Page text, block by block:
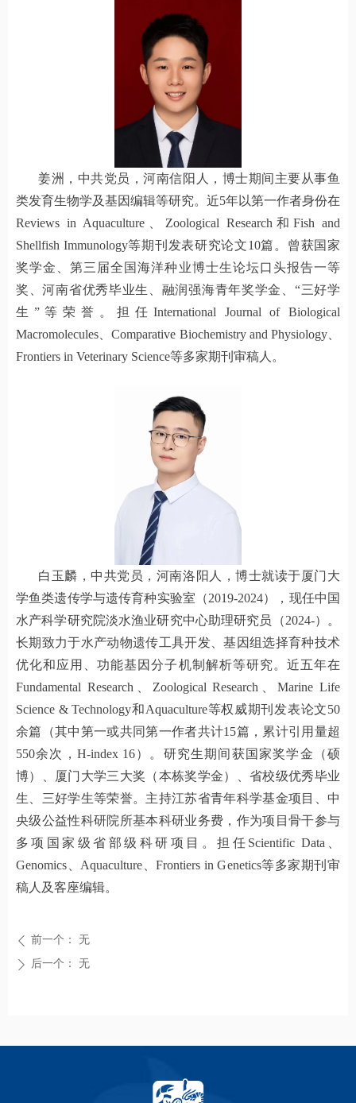
姜洲，中共党员，河南信阳人，博士期间主要从事鱼
类发育生物学及基因编辑等研究。近5年以第一作者身份在
Reviews in Aquaculture、Zoological Research和Fish and
Shellfish Immunology等期刊发表研究论文10篇。曾获国家
奖学金、第三届全国海洋种业博士生论坛口头报告一等
奖、河南省优秀毕业生、融润强海青年奖学金、“三好学
生”等荣誉。担任International Journal of Biological
Macromolecules、Comparative Biochemistry and Physiology、
Frontiers in Veterinary Science等多家期刊审稿人。
白玉麟，中共党员，河南洛阳人，博士就读于厦门大
学鱼类遗传学与遗传育种实验室（2019-2024），现任中国
水产科学研究院淡水渔业研究中心助理研究员（2024-）。
长期致力于水产动物遗传工具开发、基因组选择育种技术
优化和应用、功能基因分子机制解析等研究。近五年在
Fundamental Research、Zoological Research、Marine Life
Science & Technology和Aquaculture等权威期刊发表论文50
余篇（其中第一或共同第一作者共计15篇，累计引用量超
550余次，H-index 16）。研究生期间获国家奖学金（硕
博）、厦门大学三大奖（本栋奖学金）、省校级优秀毕业
生、三好学生等荣誉。主持江苏省青年科学基金项目、中
央级公益性科研院所基本科研业务费，作为项目骨干参与
多项国家级省部级科研项目。担任Scientific Data、
Genomics、Aquaculture、Frontiers in Genetics等多家期刊审
稿人及客座编辑。
ꄴ 前一个： 无
ꄲ 后一个： 无